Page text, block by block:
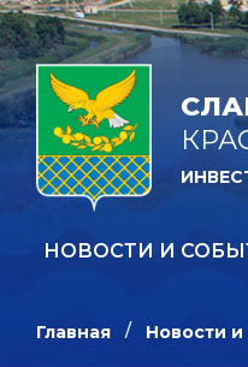
НОВОСТИ И
Главная Новости